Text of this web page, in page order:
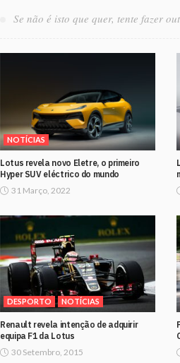
Se não é isto que quer, tente fazer
NOTÍCIAS
Lotus revela novo Eletre, o primeiro
Hyper SUV eléctrico do mundo
31 Março, 2022
DESPORTO NOTÍCIAS
Renault revela intenção de adquirir
equipa F1 da Lotus
30 Setembro, 2015